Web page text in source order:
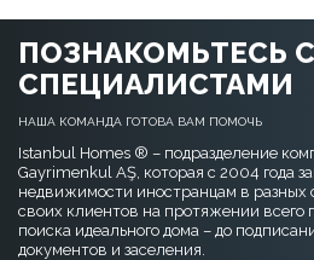
ПОЗНАКОМЬТЕСЬ
СПЕЦИАЛИСТАМИ
НАША КОМАНДА ГОТОВА ВАМ ПОМОЧЬ
Istanbul Homes ® – подразделение
Gayrimenkul AŞ, которая с 2004 года
недвижимости иностранцам в
своих клиентов на протяжении всего
поиска идеального дома – до
документов и заселения.